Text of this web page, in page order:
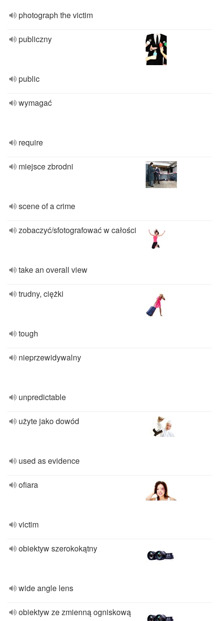
photograph the victim
publiczny
public
wymagać
require
miejsce zbrodni
scene of a crime
zobaczyć/sfotografować w całości
take an overall view
trudny, ciężki
tough
nieprzewidywalny
unpredictable
użyte jako dowód
used as evidence
ofiara
victim
obiektyw szerokokątny
wide angle lens
obiektyw ze zmienną ogniskową